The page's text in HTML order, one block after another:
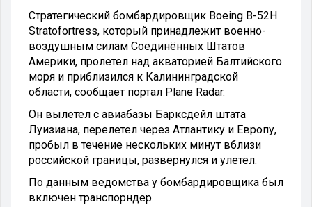
Стратегический бомбардировщик Boeing B-52H
Stratofortress, который принадлежит военно-
воздушным силам Соединённых Штатов
Америки, пролетел над акваторией Балтийского
моря и приблизился к Калининградской
области, сообщает портал Plane Radar.
Он вылетел с авиабазы Барксдейл штата
Луизиана, перелетел через Атлантику и Европу,
пробыл в течение нескольких минут вблизи
российской границы, развернулся и улетел.
По данным ведомства у бомбардировщика был
включен транспорндер.